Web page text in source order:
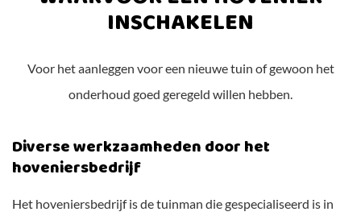
INSCHAKELEN
Voor het aanleggen voor een nieuwe tuin of gewoon het
onderhoud goed geregeld willen hebben.
Diverse werkzaamheden door het
hoveniersbedrijf
Het hoveniersbedrijf is de tuinman die gespecialiseerd is in